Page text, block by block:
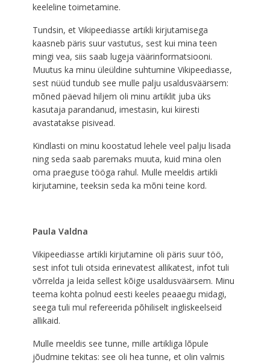
keeleline toimetamine.
Tundsin, et Vikipeediasse artikli kirjutamisega
kaasneb päris suur vastutus, sest kui mina teen
mingi vea, siis saab lugeja väärinformatsiooni.
Muutus ka minu üleüldine suhtumine Vikipeediasse,
sest nüüd tundub see mulle palju usaldusväärsem:
mõned päevad hiljem oli minu artiklit juba üks
kasutaja parandanud, imestasin, kui kiiresti
avastatakse pisivead.
Kindlasti on minu koostatud lehele veel palju lisada
ning seda saab paremaks muuta, kuid mina olen
oma praeguse tööga rahul. Mulle meeldis artikli
kirjutamine, teeksin seda ka mõni teine kord.
Paula Valdna
Vikipeediasse artikli kirjutamine oli päris suur töö,
sest infot tuli otsida erinevatest allikatest, infot tuli
võrrelda ja leida sellest kõige usaldusväärsem. Minu
teema kohta polnud eesti keeles peaaegu midagi,
seega tuli mul refereerida põhiliselt ingliskeelseid
allikaid.
Mulle meeldis see tunne, mille artikliga lõpule
jõudmine tekitas: see oli hea tunne, et olin valmis